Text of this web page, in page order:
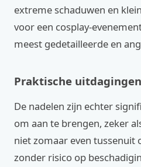
extreme schaduwen en
voor een cosplay-
meest gedetailleerde en
Praktische uitdagingen
De nadelen zijn echter
om aan te brengen, zeker
niet zomaar even tussenuit
zonder risico op